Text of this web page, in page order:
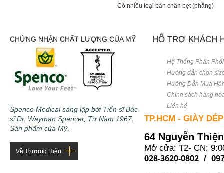
Có nhiều loại bàn chân bẹt (phẳng)
CHỨNG NHẬN CHẤT LƯỢNG CỦA MỸ
Spenco Medical sáng lập bởi Tiến sĩ Bác
sĩ Dr. Wayman Spencer, Từ Năm 1967.
Sản phẩm của Mỹ.
Về Thương Hiệu
HỖ TRỢ KHÁCH
Hệ Thống Phân Phối
Hướng dẫn chọn
Hướng Dẫn Mua
Chính sách hàng
Liên hệ
TP.HCM - GIÀY
64 Nguyễn
Mở cửa: T2- CN:
028-3620-0802 /